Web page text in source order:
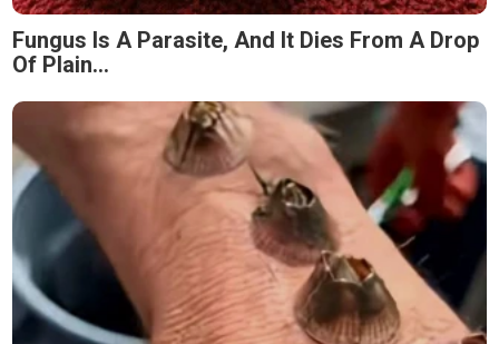
Fungus Is A Parasite, And It Dies From A Drop
Of Plain...